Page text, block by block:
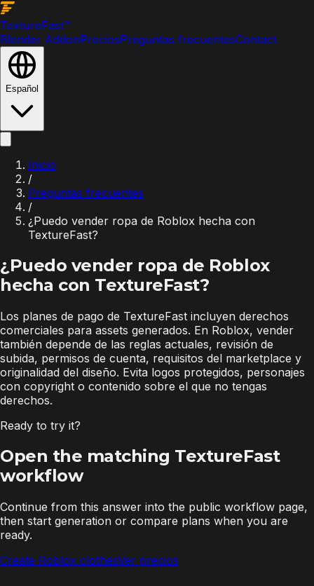
TextureFast™
Blender AddonPreciosPreguntas frecuentesContact
Español
Inicio
/
Preguntas frecuentes
/
¿Puedo vender ropa de Roblox hecha con
TextureFast?
¿Puedo vender ropa de Roblox
hecha con TextureFast?
Los planes de pago de TextureFast incluyen derechos
comerciales para assets generados. En Roblox, vender
también depende de las reglas actuales, revisión de
subida, permisos de cuenta, requisitos del marketplace y
originalidad del diseño. Evita logos protegidos, personajes
con copyright o contenido sobre el que no tengas
derechos.
Ready to try it?
Open the matching TextureFast
workflow
Continue from this answer into the public workflow page,
then start generation or compare plans when you are
ready.
Create Roblox clothesVer precios